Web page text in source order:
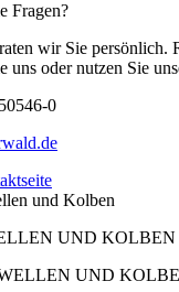
Fragen?
wir Sie persönlich.
uns oder nutzen Sie
0
und Kolben
UND KOLBEN